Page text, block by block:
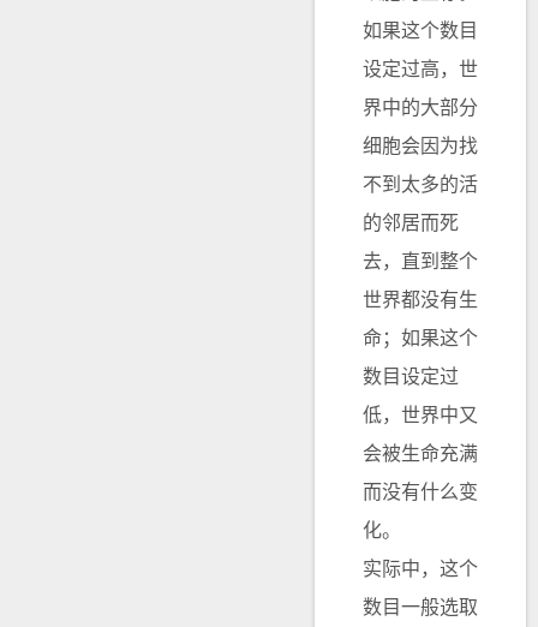
如果这个数目
设定过高，世
界中的大部分
细胞会因为找
不到太多的活
的邻居而死
去，直到整个
世界都没有生
命；如果这个
数目设定过
低，世界中又
会被生命充满
而没有什么变
化。
实际中，这个
数目一般选取